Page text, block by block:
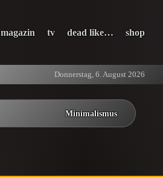
magazin tv dead like… shop
Donnerstag, 6. August 2026
Minimalismus